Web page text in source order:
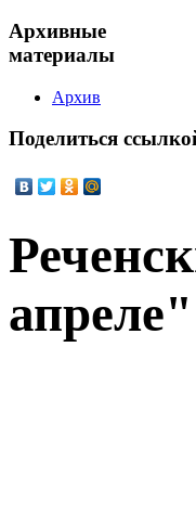
Архивные
материалы
Архив
Поделиться
апреле"